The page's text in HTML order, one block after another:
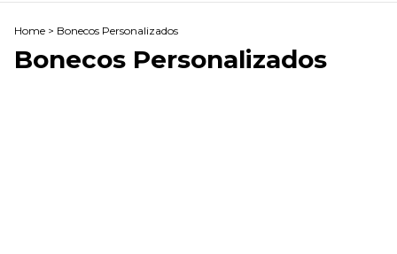
Home > Bonecos Personalizados
Bonecos Personalizados